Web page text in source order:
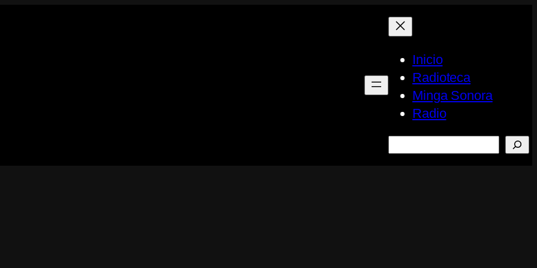
Inicio
Radioteca
Minga Sonora
Radio